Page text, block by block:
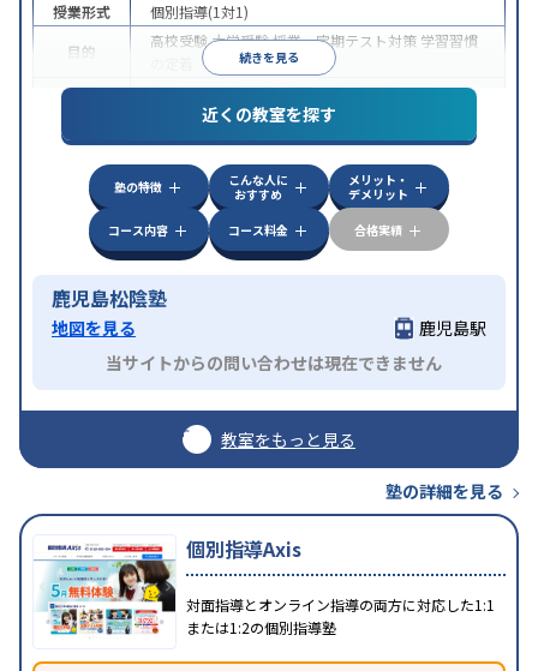
続きを見る
授業形式
個別指導(1対1)
目的
高校受験大学受験授業・定期テスト対策 学習習慣
特徴
授業の振替可能季節講習のみの受講可
近くの教室を探す
塾の特徴
こんな人に
おすすめ
メリット・
デメリット
コース内容
コース料金 合格実績
鹿児島松陰塾
地図を見る
鹿児島駅
当サイトからの問い合わせは現在できません
教室をもっと見る
塾の詳細を見る
個別指導Axis
対面指導とオンライン指導の両方に対応した1:1
または1:2の個別指導塾